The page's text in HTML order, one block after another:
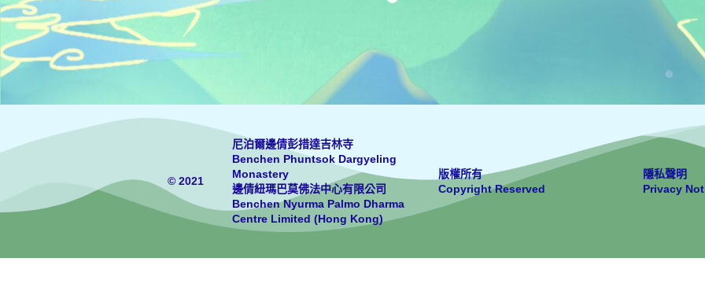
© 2021
尼泊爾邊倩彭措達吉林寺
Benchen Phuntsok Dargyeling
Monastery
邊倩紐瑪巴莫佛法中心有限公司
Benchen Nyurma Palmo Dharma
Centre Limited (Hong Kong)
版權所有
Copyright Reserved
隱私聲明
Privacy